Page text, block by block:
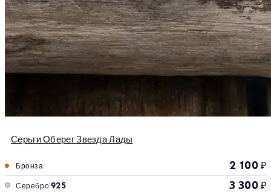
Серьги Оберег Звезда Лады
Бронза 2 100₽
Серебро 925 3 300₽